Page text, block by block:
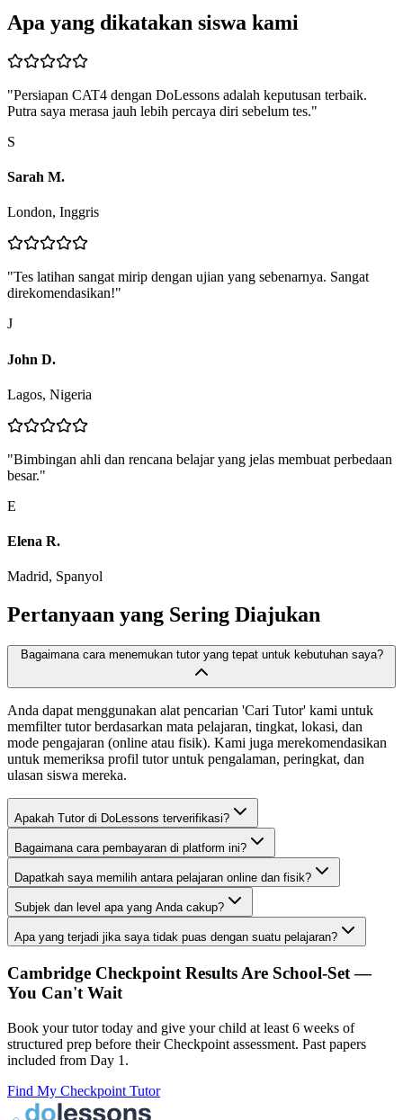
Apa yang dikatakan siswa kami
"Persiapan CAT4 dengan DoLessons adalah keputusan terbaik.
Putra saya merasa jauh lebih percaya diri sebelum tes."
S
Sarah M.
London, Inggris
"Tes latihan sangat mirip dengan ujian yang sebenarnya. Sangat
direkomendasikan!"
J
John D.
Lagos, Nigeria
"Bimbingan ahli dan rencana belajar yang jelas membuat perbedaan
besar."
E
Elena R.
Madrid, Spanyol
Pertanyaan yang Sering Diajukan
Bagaimana cara menemukan tutor yang tepat untuk kebutuhan saya?
Anda dapat menggunakan alat pencarian 'Cari Tutor' kami untuk
memfilter tutor berdasarkan mata pelajaran, tingkat, lokasi, dan
mode pengajaran (online atau fisik). Kami juga merekomendasikan
untuk memeriksa profil tutor untuk pengalaman, peringkat, dan
ulasan siswa mereka.
Apakah Tutor di DoLessons terverifikasi?
Bagaimana cara pembayaran di platform ini?
Dapatkah saya memilih antara pelajaran online dan fisik?
Subjek dan level apa yang Anda cakup?
Apa yang terjadi jika saya tidak puas dengan suatu pelajaran?
Cambridge Checkpoint Results Are School-Set —
You Can't Wait
Book your tutor today and give your child at least 6 weeks of
structured prep before their Checkpoint assessment. Past papers
included from Day 1.
Find My Checkpoint Tutor